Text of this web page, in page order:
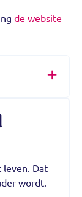
de website
leven. Dat
wordt.